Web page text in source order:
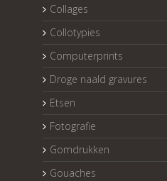
Collages
Collotypies
Computerprints
Droge naald gravures
Etsen
Fotografie
Gomdrukken
Gouaches